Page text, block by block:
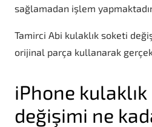
sağlamadan işlem
Tamirci Abi kulaklık soketi
orijinal parça kullanarak
iPhone
değişimi ne